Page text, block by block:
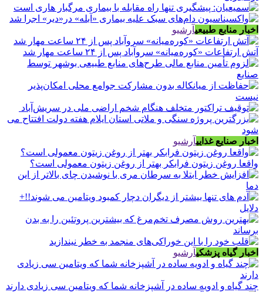
اخبار منابع طبیعیآرشیو
آتش ارتفاعات «کوره‌میانه» سروآباد پس از ۲۴ ساعت مهار شد
اخبار صنایع غذاییآرشیو
واقعا روغن زیتون فرابکر بهتر از روغن زیتون معمولی است؟
اخبار گیاه پزشکیآرشیو
چند گیاه و ادویه ساده در آشپزخانه شما که ویتامین سی زیادی دارند